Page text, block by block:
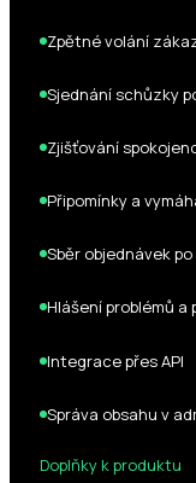
Zpětné volání
Sjednání schůzky
Zjišťování
Připomínky a
Sběr objednávek
Hlášení problémů a
Integrace přes API
Správa obsahu v
Doplňky k produktu